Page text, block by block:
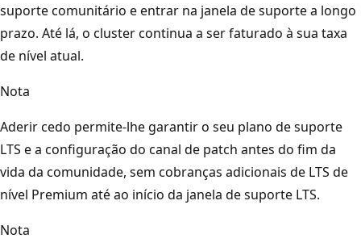
suporte comunitário e entrar na janela de suporte a longo
prazo. Até lá, o cluster continua a ser faturado à sua taxa
de nível atual.
Nota
Aderir cedo permite-lhe garantir o seu plano de suporte
LTS e a configuração do canal de patch antes do fim da
vida da comunidade, sem cobranças adicionais de LTS de
nível Premium até ao início da janela de suporte LTS.
Nota